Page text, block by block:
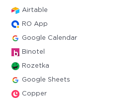
Airtable
RO App
Google Calendar
Binotel
Rozetka
Google Sheets
Copper